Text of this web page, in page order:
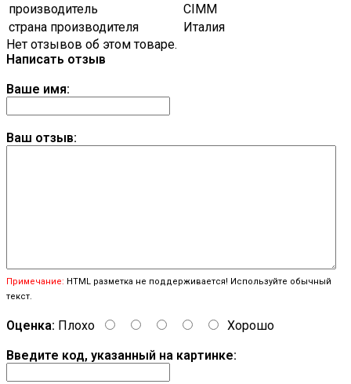
производитель
CIMM
страна производителя
Италия
Нет отзывов об этом товаре.
Написать отзыв
Ваше имя:
Ваш отзыв:
Примечание: HTML разметка не поддерживается! Используйте обычный
текст.
Оценка: Плохо
Хорошо
Введите код, указанный на картинке: